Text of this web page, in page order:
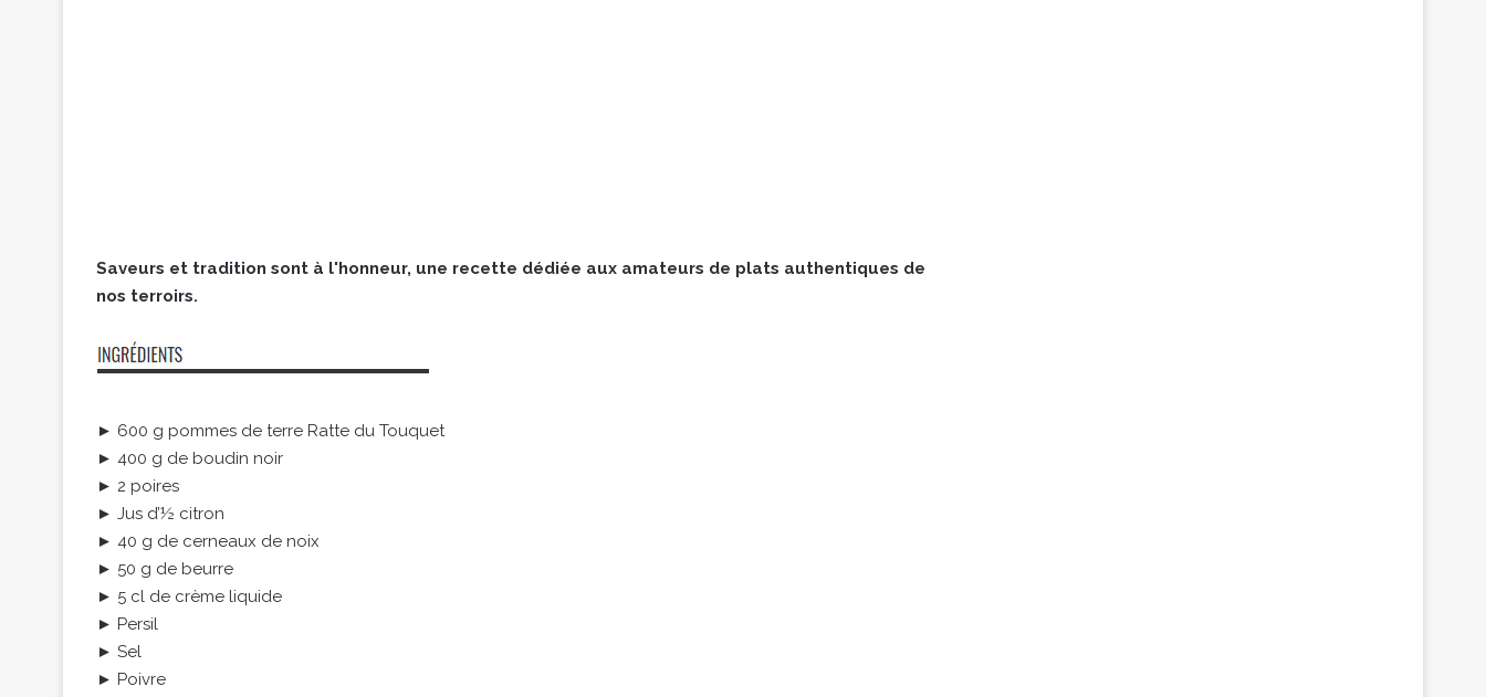
Saveurs et tradition sont à l'honneur, une recette dédiée aux amateurs de plats authentiques de
nos terroirs.
► 600 g pommes de terre Ratte du Touquet
► 400 g de boudin noir
► 2 poires
► Jus d’½ citron
► 40 g de cerneaux de noix
► 50 g de beurre
► 5 cl de crème liquide
► Persil
► Sel
► Poivre